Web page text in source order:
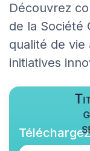
Découvrez
de la Société
qualité de vie
initiatives